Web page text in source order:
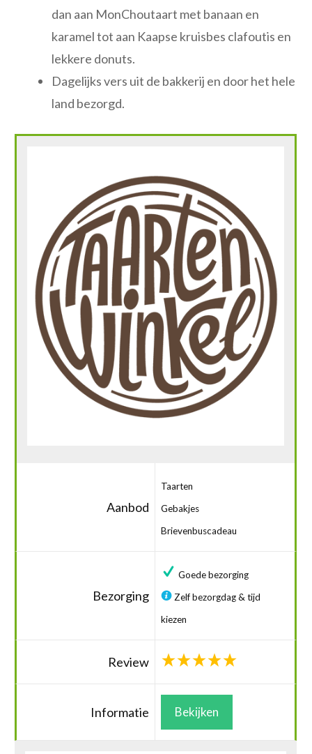
dan aan MonChoutaart met banaan en
karamel tot aan Kaapse kruisbes clafoutis en
lekkere donuts.
Dagelijks vers uit de bakkerij en door het hele
land bezorgd.
Aanbod
Taarten
Gebakjes
Brievenbuscadeau
Bezorging
Goede bezorging
Zelf bezorgdag & tijd
kiezen
Review
Informatie Bekijken